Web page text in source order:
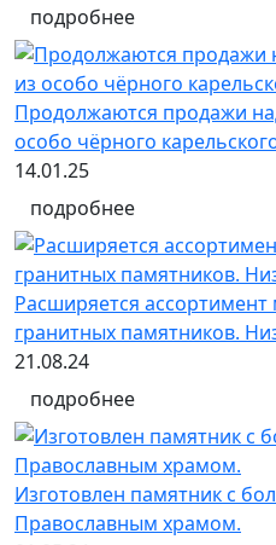
подробнее
Продолжаются продажи
особо чёрного
14.01.25
подробнее
Расширяется
гранитных памятников.
21.08.24
подробнее
Изготовлен памятник с
Православным храмом.